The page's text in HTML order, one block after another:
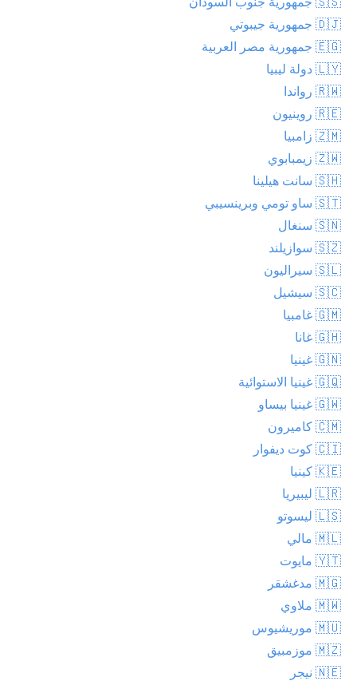
🇩🇯 جمهورية جيبوتي
🇪🇬 جمهورية مصر العربية
🇱🇾 دولة ليبيا
🇷🇼 رواندا
🇷🇪 روينيون
🇿🇲 زامبيا
🇿🇼 زيمبابوي
🇸🇭 سانت هيلينا
🇸🇹 ساو تومي وبرينسيبي
🇸🇳 سنغال
🇸🇿 سوازيلند
🇸🇱 سيراليون
🇸🇨 سيشيل
🇬🇲 غامبيا
🇬🇭 غانا
🇬🇳 غينيا
🇬🇶 غينيا الاستوائية
🇬🇼 غينيا بيساو
🇨🇲 كاميرون
🇨🇮 كوت ديفوار
🇰🇪 كينيا
🇱🇷 ليبيريا
🇱🇸 ليسوتو
🇲🇱 مالي
🇾🇹 مايوت
🇲🇬 مدغشقر
🇲🇼 ملاوي
🇲🇺 موريشيوس
🇲🇿 موزمبيق
🇳🇪 نيجر